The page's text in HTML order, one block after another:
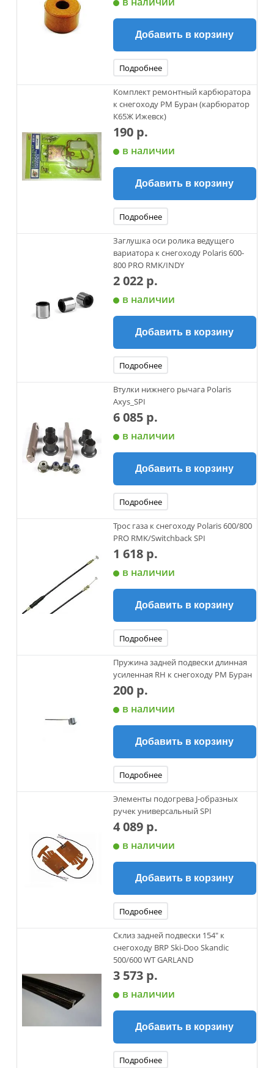
Добавить в корзину
Подробнее
Комплект ремонтный карбюратора
к снегоходу РМ Буран (карбюратор
К65Ж Ижевск)
190 р.
в наличии
Добавить в корзину
Подробнее
Заглушка оси ролика ведущего
вариатора к снегоходу Polaris 600-
800 PRO RMK/INDY
2 022 р.
в наличии
Добавить в корзину
Подробнее
Втулки нижнего рычага Polaris
Axys_SPI
6 085 р.
в наличии
Добавить в корзину
Подробнее
Трос газа к снегоходу Polaris 600/800
PRO RMK/Switchback SPI
1 618 р.
в наличии
Добавить в корзину
Подробнее
Пружина задней подвески длинная
усиленная RH к снегоходу РМ Буран
200 р.
в наличии
Добавить в корзину
Подробнее
Элементы подогрева J-образных
ручек универсальный SPI
4 089 р.
в наличии
Добавить в корзину
Подробнее
Склиз задней подвески 154" к
снегоходу BRP Ski-Doo Skandic
500/600 WT GARLAND
3 573 р.
в наличии
Добавить в корзину
Подробнее